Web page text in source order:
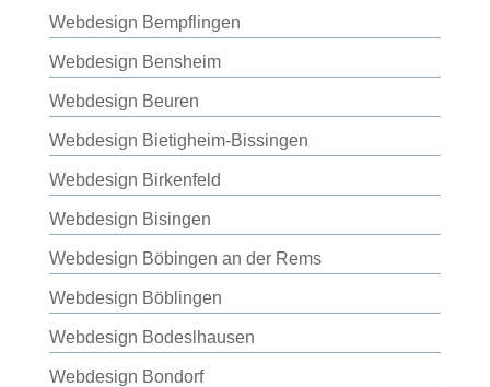
Webdesign Bempflingen
Webdesign Bensheim
Webdesign Beuren
Webdesign Bietigheim-Bissingen
Webdesign Birkenfeld
Webdesign Bisingen
Webdesign Böbingen an der Rems
Webdesign Böblingen
Webdesign Bodeslhausen
Webdesign Bondorf